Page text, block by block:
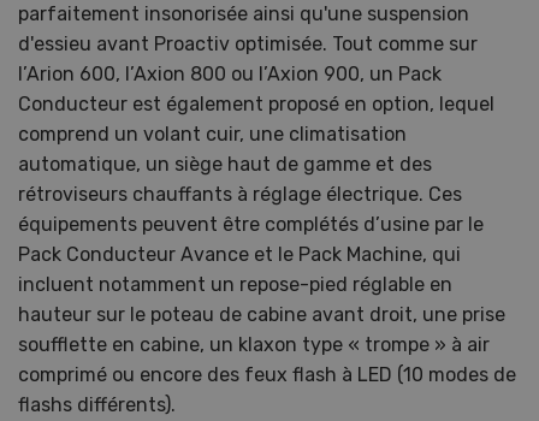
parfaitement insonorisée ainsi qu'une suspension
d'essieu avant Proactiv optimisée. Tout comme sur
l’Arion 600, l’Axion 800 ou l’Axion 900, un Pack
Conducteur est également proposé en option, lequel
comprend un volant cuir, une climatisation
automatique, un siège haut de gamme et des
rétroviseurs chauffants à réglage électrique. Ces
équipements peuvent être complétés d’usine par le
Pack Conducteur Avance et le Pack Machine, qui
incluent notamment un repose-pied réglable en
hauteur sur le poteau de cabine avant droit, une prise
soufflette en cabine, un klaxon type « trompe » à air
comprimé ou encore des feux flash à LED (10 modes de
flashs différents).